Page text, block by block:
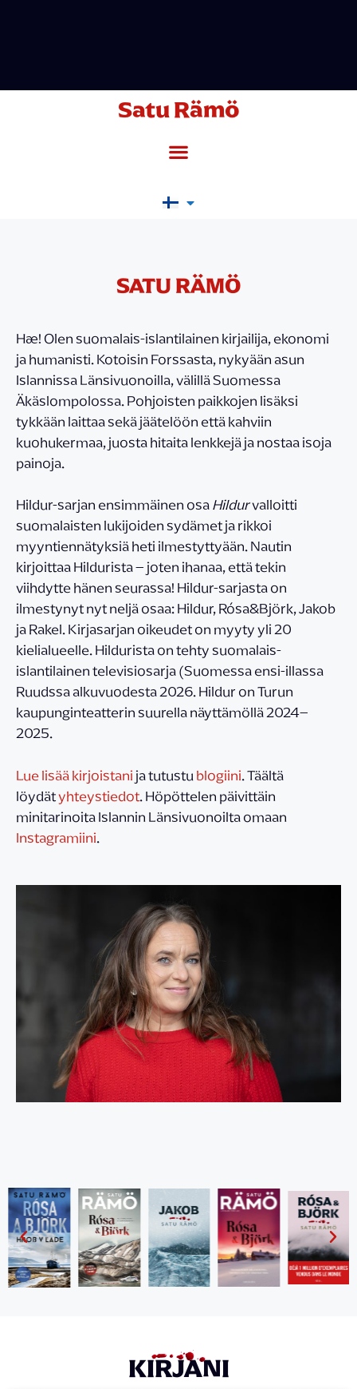
Satu Rämö
SATU RÄMÖ
Hæ! Olen suomalais-islantilainen kirjailija, ekonomi
ja humanisti. Kotoisin Forssasta, nykyään asun
Islannissa Länsivuonoilla, välillä Suomessa
Äkäslompolossa. Pohjoisten paikkojen lisäksi
tykkään laittaa sekä jäätelöön että kahviin
kuohukermaa, juosta hitaita lenkkejä ja nostaa isoja
painoja.
Hildur-sarjan ensimmäinen osaHildurvalloitti
suomalaisten lukijoiden sydämet ja rikkoi
myyntiennätyksiä heti ilmestyttyään. Nautin
kirjoittaa Hildurista – joten ihanaa, että tekin
viihdytte hänen seurassa! Hildur-sarjasta on
ilmestynyt nyt neljä osaa: Hildur, Rósa&Björk, Jakob
ja Rakel. Kirjasarjan oikeudet on myyty yli 20
kielialueelle. Hildurista on tehty suomalais-
islantilainen televisiosarja (Suomessa ensi-illassa
Ruudssa alkuvuodesta 2026. Hildur on Turun
kaupunginteatterin suurella näyttämöllä 2024–
2025.
Lue lisää kirjoistanija tutustublogiini. Täältä
löydätyhteystiedot. Höpöttelen päivittäin
minitarinoita Islannin Länsivuonoilta omaan
Instagramiini.
KIRJANI